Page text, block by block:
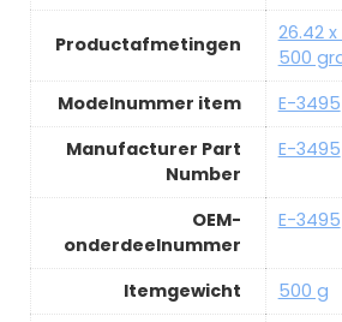
Productafmetingen
26.42 x
500
Modelnummer item
E-3495
Manufacturer Part
Number
E-3495
OEM-
onderdeelnummer
E-3495
Itemgewicht
500 g